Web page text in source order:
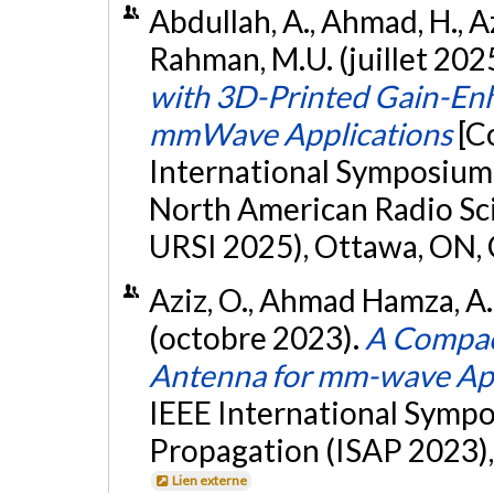
Abdullah, A., Ahmad, H.,
Rahman, M.U. (juillet
with 3D-Printed Gain-
mmWave Applications
International
North American Radio
URSI 2025), Ottawa, ON,
Aziz, O., Ahmad Hamza,
(octobre 2023). A
Antenna for mm-wave
IEEE International
Propagation (ISAP
Lien externe